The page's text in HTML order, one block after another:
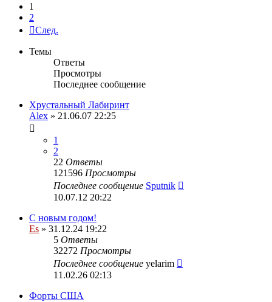
1
2
След.
Темы
Ответы
Просмотры
Последнее сообщение
Хрустальный Лабиринт
Alex » 21.06.07 22:25
1
2
22 Ответы
121596 Просмотры
Последнее сообщение Sputnik
10.07.12 20:22
С новым годом!
Es » 31.12.24 19:22
5 Ответы
32272 Просмотры
Последнее сообщение yelarim
11.02.26 02:13
Форты США